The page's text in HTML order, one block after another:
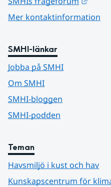
Mer kontaktinformation
SMHI-länkar
Jobba på SMHI
Om SMHI
SMHI-bloggen
SMHI-podden
Teman
Havsmiljö i kust och hav
Kunskapscentrum för